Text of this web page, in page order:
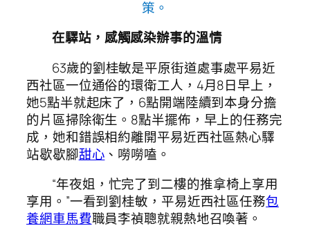
策。
在驛站，感觸感染辦事的溫情
63歲的劉桂敏是平原街道處事處平易近
西社區一位通俗的環衛工人，4月8日早上，
她5點半就起床了，6點開端陸續到本身分擔
的片區掃除衛生。8點半擺佈，早上的任務完
成，她和錯誤相約離開平易近西社區熱心驛
站歇歇腳甜心 、嘮嘮嗑。
“年夜姐，忙完了到二樓的推拿椅上享用
享用。”一看到劉桂敏，平易近西社區任務包
養網車馬費職員李禎聰就親熱地召喚著。